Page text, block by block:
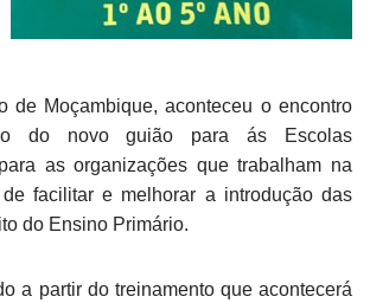
de Moçambique, aconteceu o encontro
do novo guião para ás Escolas
as organizações que trabalham na
facilitar e melhorar a introdução das
do Ensino Primário.
a partir do treinamento que acontecerá